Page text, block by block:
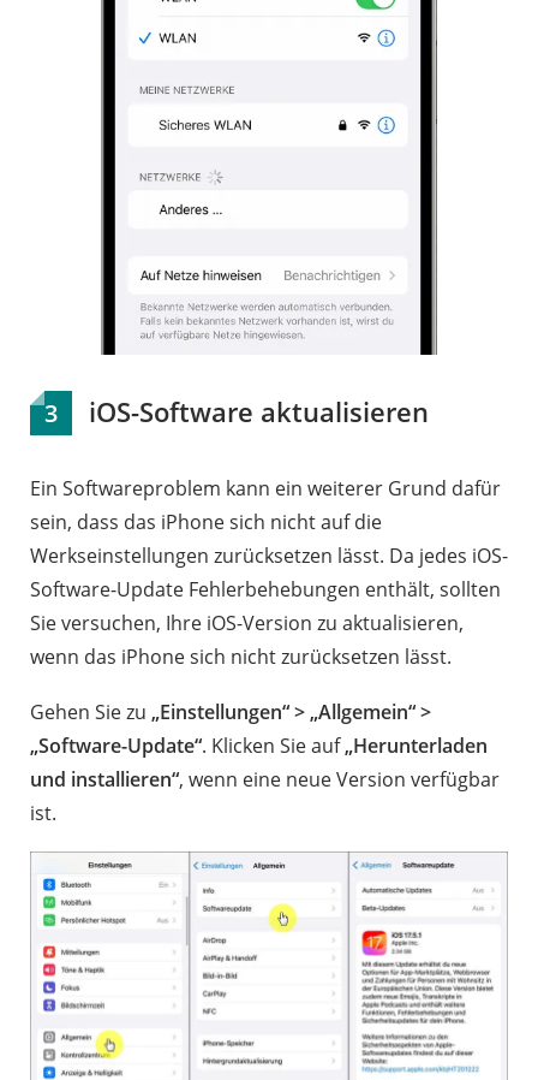
3 iOS-Software aktualisieren
Ein Softwareproblem kann ein weiterer Grund dafür
sein, dass das iPhone sich nicht auf die
Werkseinstellungen zurücksetzen lässt. Da jedes iOS-
Software-Update Fehlerbehebungen enthält, sollten
Sie versuchen, Ihre iOS-Version zu aktualisieren,
wenn das iPhone sich nicht zurücksetzen lässt.
Gehen Sie zu „Einstellungen“ > „Allgemein“ >
„Software-Update“. Klicken Sie auf„Herunterladen
und installieren“, wenn eine neue Version verfügbar
ist.